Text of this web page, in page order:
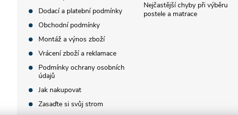
Dodací a platební podmínky
Obchodní podmínky
Montáž a výnos zboží
Vrácení zboží a reklamace
Podmínky ochrany osobních
údajů
Jak nakupovat
Zasaďte si svůj strom
Nejčastější chyby při výběru
postele a matrace